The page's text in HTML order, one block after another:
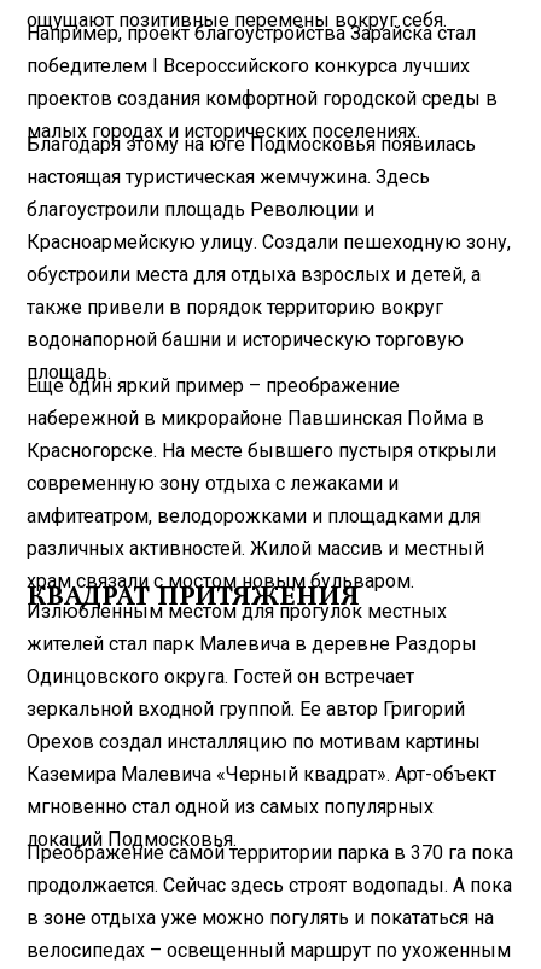
ощущают позитивные перемены вокруг себя.
Например, проект благо­устройства Зарайска стал
победителем I Всероссийского конкурса лучших
проектов создания комфортной городской среды в
малых городах и исторических поселениях.
Благодаря этому на юге Подмосковья появилась
настоящая туристическая жемчужина. Здесь
благоустроили площадь Революции и
Красноармейскую улицу. Создали пешеходную зону,
обустроили места для отдыха взрослых и детей, а
также привели в порядок территорию вокруг
водонапорной башни и историческую торговую
площадь.
Еще один яркий пример – преображение
набережной в микрорайоне Павшинская Пойма в
Красногорске. На месте бывшего пустыря открыли
современную зону отдыха с лежаками и
амфитеатром, велодорожками и площадками для
различных активнос­тей. Жилой массив и местный
храм связали с мостом новым бульваром.
КВАДРАТ ПРИТЯЖЕНИЯ
Излюбленным местом для прогулок местных
жителей стал парк Малевича в деревне Раздоры
Одинцовского округа. Гостей он встречает
зеркальной входной группой. Ее автор Григорий
Орехов создал инсталляцию по мотивам картины
Каземира Малевича «Черный квадрат». Арт-объект
мгновенно стал одной из самых популярных
локаций Подмосковья.
Преображение самой территории парка в 370 га пока
продолжается. Сейчас здесь строят водопады. А пока
в зоне отдыха уже можно погулять и покататься на
велосипедах – освещенный маршрут по ухоженным